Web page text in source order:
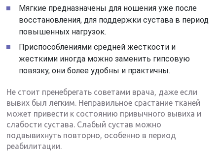
Мягкие предназначены для ношения уже после
восстановления, для поддержки сустава в период
повышенных нагрузок.
Приспособлениями средней жесткости и
жесткими иногда можно заменить гипсовую
повязку, они более удобны и практичны.
Не стоит пренебрегать советами врача, даже если
вывих был легким. Неправильное срастание тканей
может привести к состоянию привычного вывиха и
слабости сустава. Слабый сустав можно
подвывихнуть повторно, особенно в период
реабилитации.